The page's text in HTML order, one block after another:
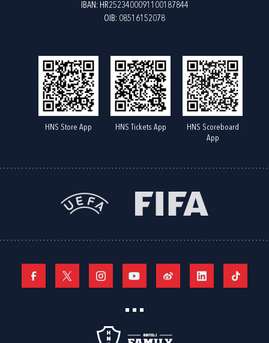
IBAN: HR2523400091100187844
OIB: 08516152078
HNS Store App HNS Tickets App
HNS Scoreboard
App